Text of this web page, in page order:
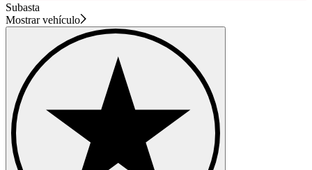
Subasta
Mostrar vehículo